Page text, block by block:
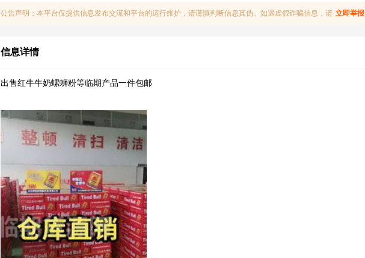
公告声明：本平台仅提供信息发布交流和平台的运行维护，请谨慎判断信息真伪。如遇虚假诈骗信息，请 立即举报
信息详情
出售红牛牛奶螺蛳粉等临期产品一件包邮